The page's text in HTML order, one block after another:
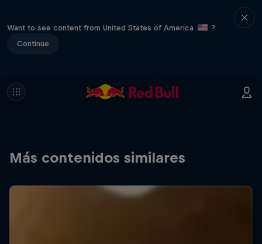
Want to see content from United States of America
?
Continue
Más contenidos similares